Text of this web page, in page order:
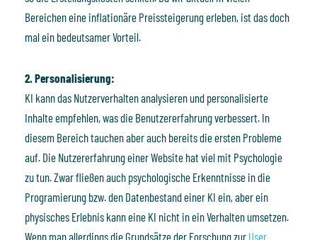
Bereichen eine inflationäre Preissteigerung erleben, ist das doch
mal ein bedeutsamer Vorteil.
2. Personalisierung:
KI kann das Nutzerverhalten analysieren und personalisierte
Inhalte empfehlen, was die Benutzererfahrung verbessert. In
diesem Bereich tauchen aber auch bereits die ersten Probleme
auf. Die Nutzererfahrung einer Website hat viel mit Psychologie
zu tun. Zwar fließen auch psychologische Erkenntnisse in die
Programierung bzw. den Datenbestand einer KI ein, aber ein
physisches Erlebnis kann eine KI nicht in ein Verhalten umsetzen.
Wenn man allerdings die Grundsätze der Forschung zur User